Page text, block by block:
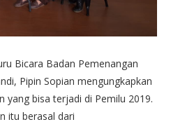
Bicara Badan Pemenangan
Pipin Sopian mengungkapkan
yang bisa terjadi di Pemilu 2019.
itu berasal dari